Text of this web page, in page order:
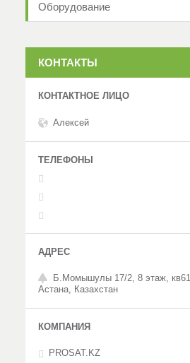
Оборудование
КОНТАКТЫ
Алексей
Б.Момышулы 17/2, 8 этаж, кв61,
Астана, Казахстан
PROSAT.KZ